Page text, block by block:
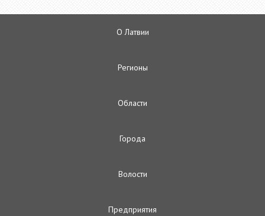
О Латвии
Регионы
Oбласти
Городa
Волости
Предприятия